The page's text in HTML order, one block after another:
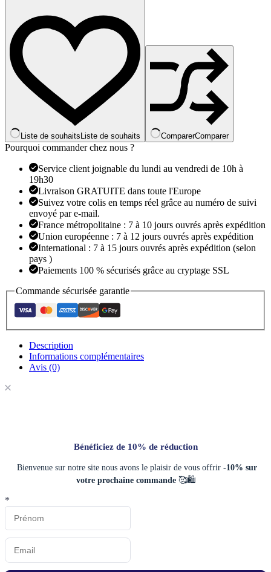
inoxydable
pour
femmes,
pendentif
tournesol,
chaîne
bijoux
esthétiques
Liste de souhaits Liste de souhaits ComparerComparer
Pourquoi commander chez nous ?
Service client joignable du lundi au vendredi de 10h à
19h30
Livraison GRATUITE dans toute l'Europe
Suivez votre colis en temps réel grâce au numéro de suivi
envoyé par e-mail.
France métropolitaine : 7 à 10 jours ouvrés après expédition
Union européenne : 7 à 12 jours ouvrés après expédition
International : 7 à 15 jours ouvrés après expédition (selon
pays )
Paiements 100 % sécurisés grâce au cryptage SSL
Commande sécurisée garantie
Description
Informations complémentaires
Avis (0)
Bénéficiez de 10% de réduction
Bienvenue sur notre site nous avons le plaisir de vous offrir -10% sur
votre prochaine commande🥰🛍️
*